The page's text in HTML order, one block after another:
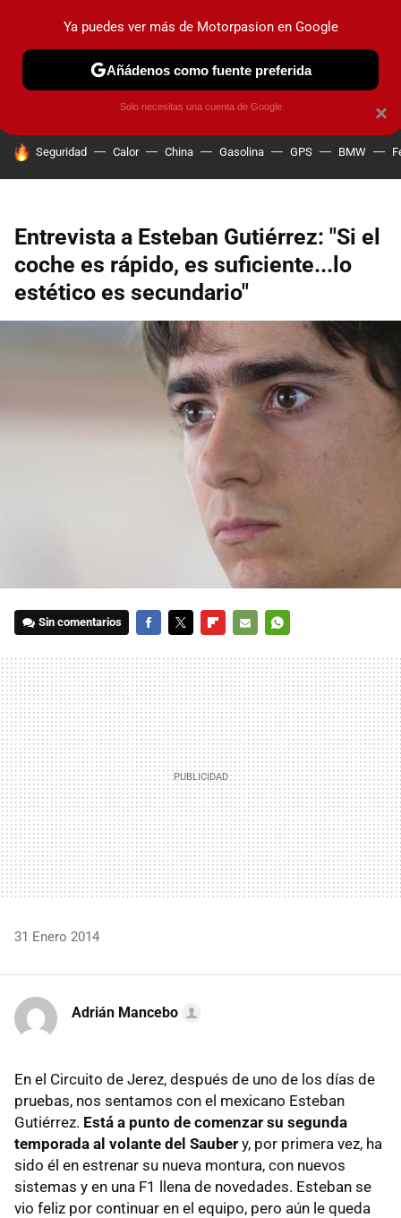
PRUEBAS COCHES ELÉCTRICOS OBSERVATORIO
HOY SE HABLA DE
Seguridad Calor China Gasolina GPS BMW
Entrevista a Esteban Gutiérrez: "Si el
coche es rápido, es suficiente...lo
estético es secundario"
Sin comentarios
MAIL
31 Enero 2014
Adrián Mancebo
En el Circuito de Jerez, después de uno de los días de
pruebas, nos sentamos con el mexicano Esteban
Gutiérrez. Está a punto de comenzar su segunda
temporada al volante del Sauber y, por primera vez, ha
sido él en estrenar su nueva montura, con nuevos
sistemas y en una F1 llena de novedades. Esteban se
vio feliz por continuar en el equipo, pero aún le queda
×
Ya puedes ver más de Motorpasion en Google
Añádenos como fuente preferida
Solo necesitas una cuenta de Google